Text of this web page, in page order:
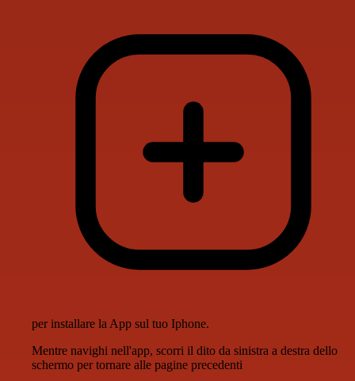
per installare la App sul tuo Iphone.
Mentre navighi nell'app, scorri il dito da sinistra a destra dello
schermo per tornare alle pagine precedenti